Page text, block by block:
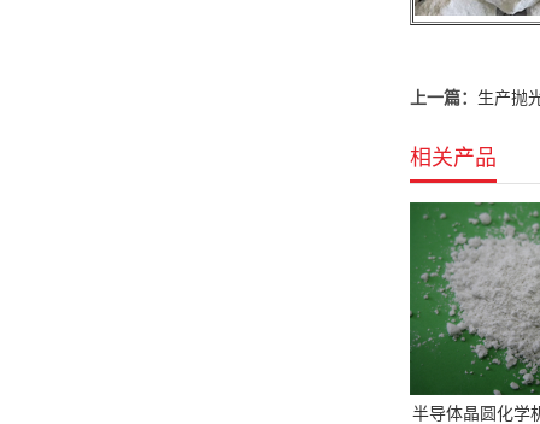
上一篇： 生产抛
相关产品
半导体晶圆化学